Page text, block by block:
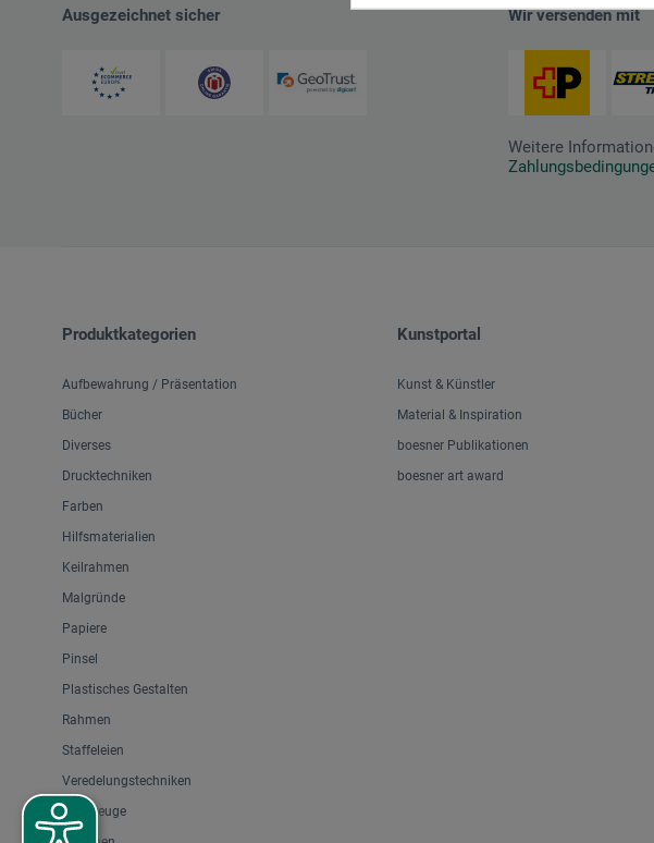
Ausgezeichnet sicher Wir versenden mit
Weitere
Produktkategorien
Aufbewahrung / Präsentation
Bücher
Diverses
Drucktechniken
Farben
Hilfsmaterialien
Keilrahmen
Malgründe
Papiere
Pinsel
Plastisches Gestalten
Rahmen
Staffeleien
Veredelungstechniken
Werkzeuge
Kunstportal
Kunst & Künstler
Material & Inspiration
boesner Publikationen
boesner art award